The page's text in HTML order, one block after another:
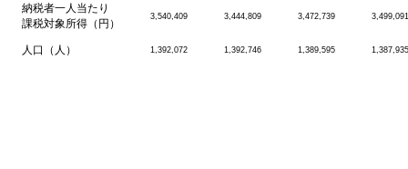
納税者一人当たり
課税対象所得（円）
3,540,409 3,444,809 3,472,739 3,499,091
人口（人） 1,392,072 1,392,746 1,389,595 1,387,935